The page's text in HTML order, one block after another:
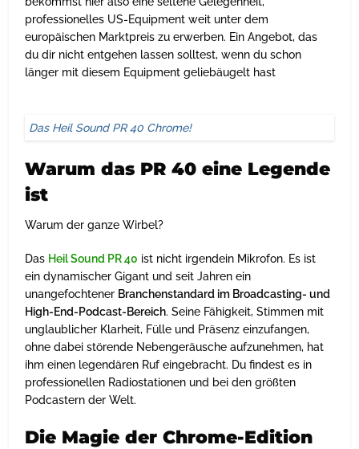
professionelles US-Equipment weit unter dem
europäischen Marktpreis zu erwerben. Ein Angebot, das
du dir nicht entgehen lassen solltest, wenn du schon
länger mit diesem Equipment geliebäugelt hast
Das Heil Sound PR 40 Chrome!
Warum das PR 40 eine Legende
ist
Warum der ganze Wirbel?
Das Heil Sound PR 40 ist nicht irgendein Mikrofon. Es ist
ein dynamischer Gigant und seit Jahren ein
unangefochtener Branchenstandard im Broadcasting- und
High-End-Podcast-Bereich. Seine Fähigkeit, Stimmen mit
unglaublicher Klarheit, Fülle und Präsenz einzufangen,
ohne dabei störende Nebengeräusche aufzunehmen, hat
ihm einen legendären Ruf eingebracht. Du findest es in
professionellen Radiostationen und bei den größten
Podcastern der Welt.
Die Magie der Chrome-Edition